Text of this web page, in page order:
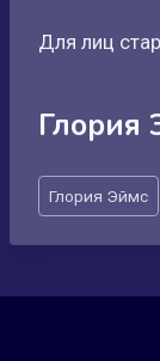
Для лиц
Глория
Метки
записи:
Глория Эймс